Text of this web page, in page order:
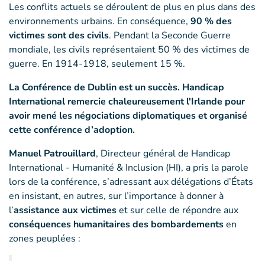
Les conflits actuels se déroulent de plus en plus dans des
environnements urbains. En conséquence, 90 % des
victimes sont des civils. Pendant la Seconde Guerre
mondiale, les civils représentaient 50 % des victimes de
guerre. En 1914-1918, seulement 15 %.
La Conférence de Dublin est un succès. Handicap
International remercie chaleureusement l'Irlande pour
avoir mené les négociations diplomatiques et organisé
cette conférence d’adoption.
Manuel Patrouillard, Directeur général de Handicap
International - Humanité & Inclusion (HI), a pris la parole
lors de la conférence, s’adressant aux délégations d’États
en insistant, en autres, sur l’importance à donner à
l’assistance aux victimeset sur celle de répondre aux
conséquences humanitaires des bombardementsen
zones peuplées :